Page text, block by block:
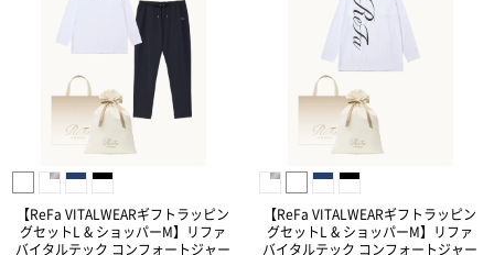
【ReFa VITALWEARギフトラッピン
グセットL & ショッパーM】リファ
バイタルテック コンフォートジャー
【ReFa VITALWEARギフトラッピン
グセットL & ショッパーM】リファ
バイタルテック コンフォートジャー